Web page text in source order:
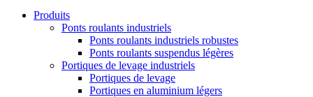
Produits
Ponts roulants industriels
Ponts roulants industriels robustes
Ponts roulants suspendus légères
Portiques de levage industriels
Portiques de levage
Portiques en aluminium légers